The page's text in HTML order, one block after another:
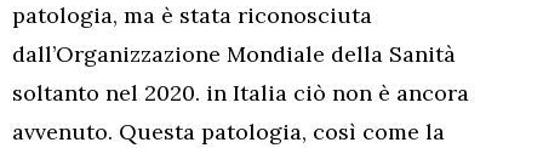
patologia, ma è stata riconosciuta
dall’Organizzazione Mondiale della Sanità
soltanto nel 2020. in Italia ciò non è ancora
avvenuto. Questa patologia, così come la